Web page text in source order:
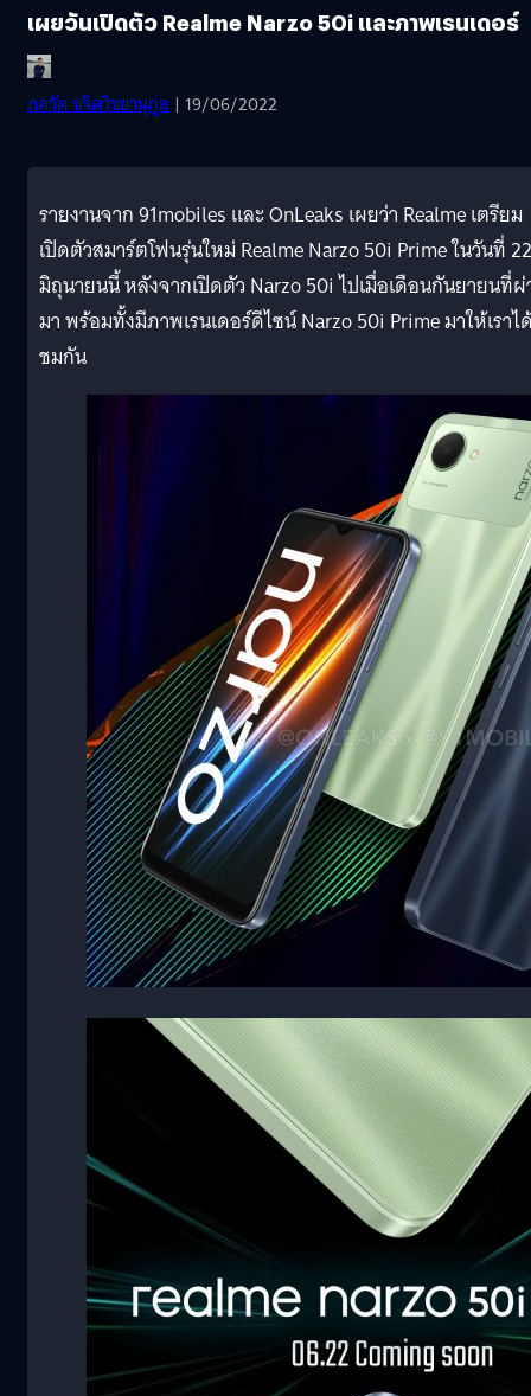
เผยวันเปิดตัว Realme Narzo 50i และภาพเรนเดอร์
ภควัต ขจิตวิชยานุกูล | 19/06/2022
รายงานจาก 91mobiles และ OnLeaks เผยว่า Realme เตรียม
เปิดตัวสมาร์ตโฟนรุ่นใหม่ Realme Narzo 50i Prime ในวันที่ 22
มิถุนายนนี้ หลังจากเปิดตัว Narzo 50i ไปเมื่อเดือนกันยายนที่
มา พร้อมทั้งมีภาพเรนเดอร์ดีไซน์ Narzo 50i Prime มาให้เราไ
ชมกัน